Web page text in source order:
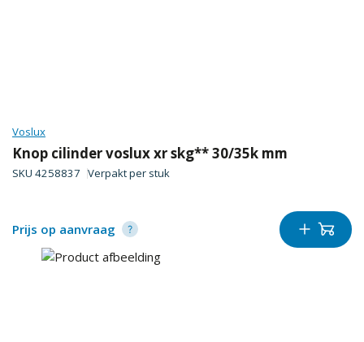
Voslux
Knop cilinder voslux xr skg** 30/35k mm
SKU 4258837 Verpakt per stuk
Prijs op aanvraag